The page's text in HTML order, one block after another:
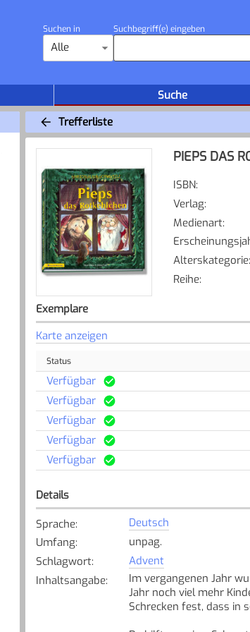
Suchen in
Alle
Suchbegriff(e) eingeben
Suche
Trefferliste
PIEPS DAS
ISBN:
Verlag:
Medienart:
Alterskategorie:
Reihe:
Exemplare
Karte anzeigen
Status
Verfügbar
Verfügbar
Verfügbar
Verfügbar
Verfügbar
Details
Sprache:
Deutsch
Umfang:
unpag.
Schlagwort:
Advent
Inhaltsangabe:
Im vergangenen Jahr
Jahr noch viel mehr
Schrecken fest, dass in